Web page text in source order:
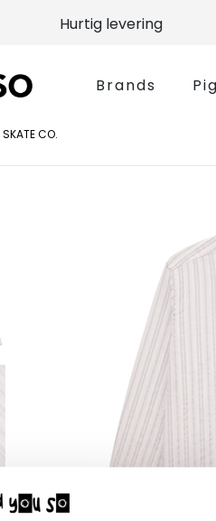
Hurtig levering
Brands
SKATE CO.